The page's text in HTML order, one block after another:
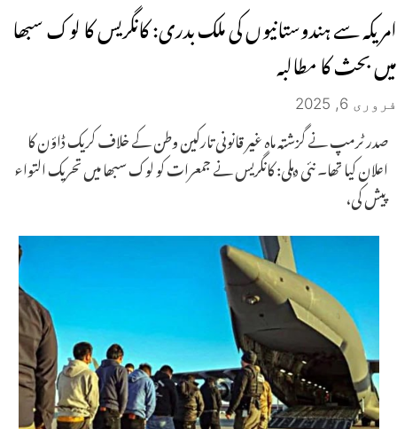
امریکہ سے ہندوستانیوں کی ملک بدری: کانگریس کا لوک سبھا
میں بحث کا مطالبہ
فروری 6, 2025
صدر ٹرمپ نے گزشتہ ماہ غیر قانونی تارکین وطن کے خلاف کریک ڈاؤن کا
اعلان کیا تھا۔ نئی دہلی: کانگریس نے جمعرات کو لوک سبھا میں تحریک التواء
پیش کی،